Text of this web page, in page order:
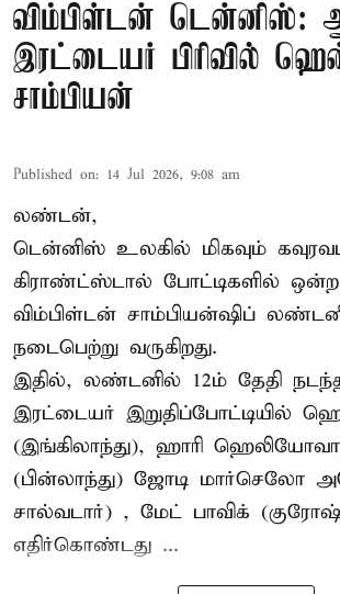
விம்பிள்டன்
இரட்டையர் பிரிவில்
சாம்பியன்
Published on: 14 Jul 2026, 9:08 am
லண்டன்,
டென்னிஸ் உலகில் மிகவும்
கிராண்ட்ஸ்டால் போட்டிகளில்
விம்பிள்டன் சாம்பியன்ஷிப்
நடைபெற்று வருகிறது.
இதில், லண்டனில் 12ம் தேதி
இரட்டையர் இறுதிப்போட்டியில்
(இங்கிலாந்து), ஹாரி
(பின்லாந்து) ஜோடி மார்செலோ
சால்வடார்) , மேட் பாவிக்
எதிர்கொண்டது ...